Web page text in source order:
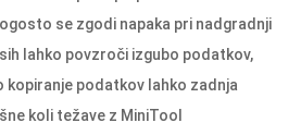
se zgodi napaka pri nadgradnji
lahko povzroči izgubo podatkov,
kopiranje podatkov lahko zadnja
koli težave z MiniTool